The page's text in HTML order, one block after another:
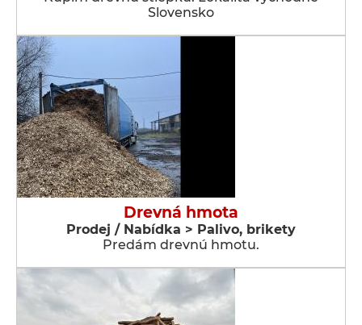
Slovensko
Drevná hmota
Prodej / Nabídka > Palivo, brikety
Predám drevnú hmotu.